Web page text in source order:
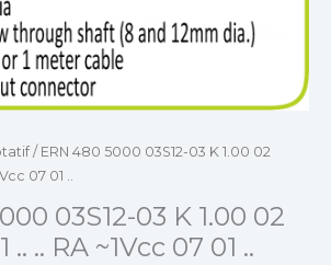
/ ERN 480 5000 03S12-03 K 1.00 02
07 01 ..
03S12-03 K 1.00 02
.. .. RA ~1Vcc 07 01 ..